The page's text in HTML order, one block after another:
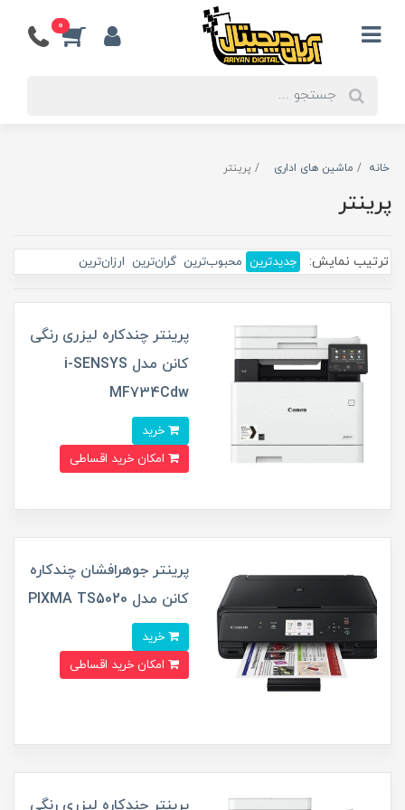
0
خانه ماشین های اداری پرینتر
پرینتر
ترتیب نمایش: جدیدترین محبوب‌ترین گران‌ترین ارزان‌ترین
پرینتر چندکاره لیزری رنگی
کانن مدل i-SENSYS
MF734Cdw
پرینتر جوهرافشان چندکاره
کانن مدل PIXMA TS5020
پرینتر چندکاره لیزری رنگی